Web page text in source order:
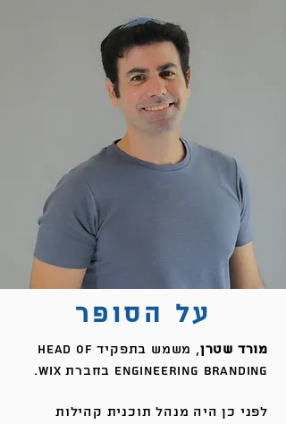
על הסופר
מורד שטרן
, משמש בתפקיד Head of
Engineering Branding בחברת Wix.
לפני כן היה מנהל תוכנית קהילות